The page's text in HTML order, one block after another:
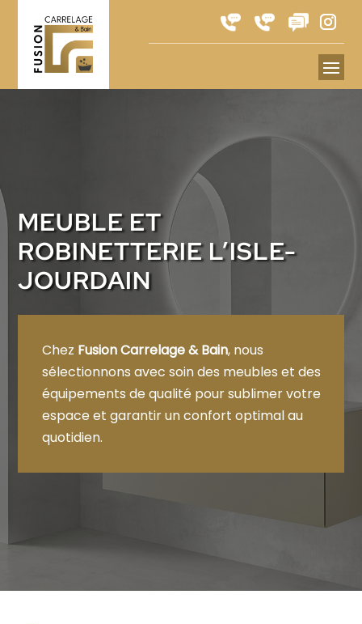
MEUBLE ET
ROBINETTERIE L’ISLE-
JOURDAIN
Chez Fusion Carrelage & Bain, nous
sélectionnons avec soin des meubles et des
équipements de qualité pour sublimer votre
espace et garantir un confort optimal au
quotidien.